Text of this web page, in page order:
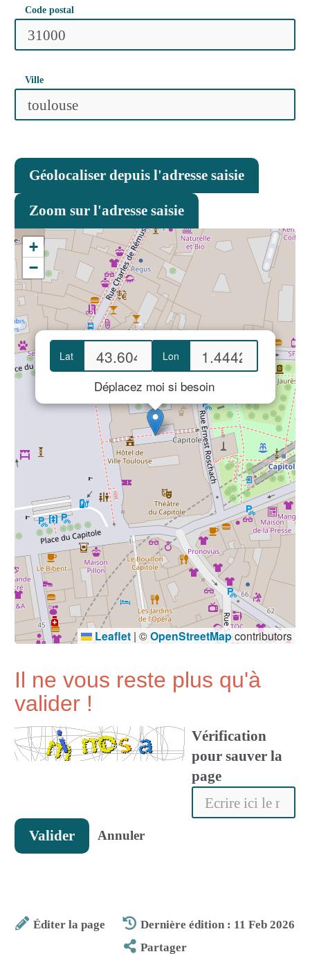
Code postal
Ville
Géolocaliser depuis l'adresse saisie
Zoom sur l'adresse saisie
Lat Lon
Déplacez moi si besoin
+
−
Leaflet | ©OpenStreetMapcontributors
Il ne vous reste plus qu'à
valider !
Vérification
pour sauver la
page
Valider Annuler
Éditer la page
Dernière édition : 11 Feb 2026
Partager